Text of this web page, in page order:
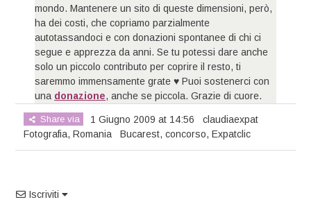
mondo. Mantenere un sito di queste dimensioni, però,
ha dei costi, che copriamo parzialmente
autotassandoci e con donazioni spontanee di chi ci
segue e apprezza da anni. Se tu potessi dare anche
solo un piccolo contributo per coprire il resto, ti
saremmo immensamente grate ♥ Puoi sostenerci con
una donazione, anche se piccola. Grazie di cuore.
Share via
1 Giugno 2009 at 14:56
Fotografia,Romania Bucarest,concorso,Expatclic
claudiaexpat
Iscriviti